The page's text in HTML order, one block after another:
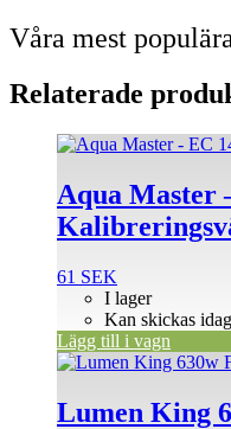
Våra mest
Relaterade
Aqua Master
61 SEK
I lager
Kan skickas idag
Lägg till i vagn
Lumen King